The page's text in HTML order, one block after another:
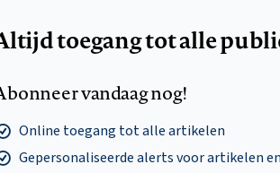
toegang tot alle
vandaag nog!
Online toegang tot alle artikelen
Gepersonaliseerde alerts voor artikelen